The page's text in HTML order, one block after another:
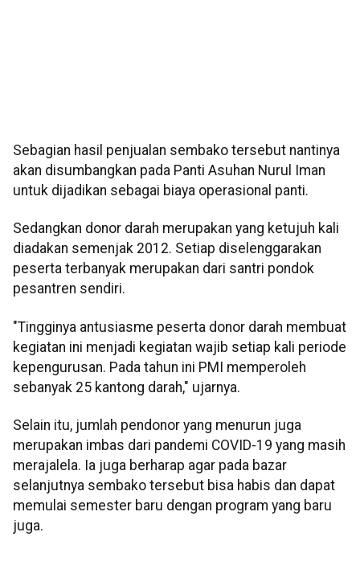
Sebagian hasil penjualan sembako tersebut nantinya
akan disumbangkan pada Panti Asuhan Nurul Iman
untuk dijadikan sebagai biaya operasional panti.
Sedangkan donor darah merupakan yang ketujuh kali
diadakan semenjak 2012. Setiap diselenggarakan
peserta terbanyak merupakan dari santri pondok
pesantren sendiri.
"Tingginya antusiasme peserta donor darah membuat
kegiatan ini menjadi kegiatan wajib setiap kali periode
kepengurusan. Pada tahun ini PMI memperoleh
sebanyak 25 kantong darah," ujarnya.
Selain itu, jumlah pendonor yang menurun juga
merupakan imbas dari pandemi COVID-19 yang masih
merajalela. Ia juga berharap agar pada bazar
selanjutnya sembako tersebut bisa habis dan dapat
memulai semester baru dengan program yang baru
juga.